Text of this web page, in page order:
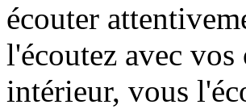
écouter
l'écoutez avec
intérieur, vous